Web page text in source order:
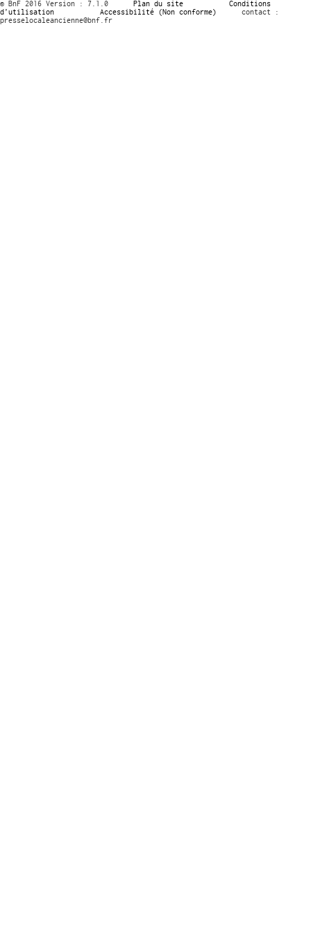
© BnF 2016 Version : 7.1.0 Plan du site
Conditions
d’utilisation
Accessibilité (Non conforme)
contact :
presselocaleancienne@bnf.fr